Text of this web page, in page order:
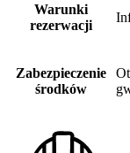
Warunki
rezerwacji
Zabezpieczenie
środków